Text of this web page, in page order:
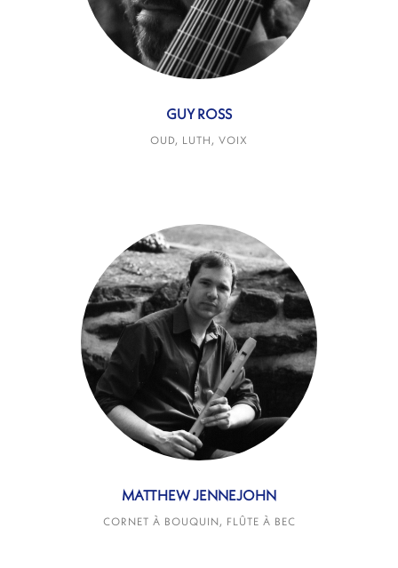
GUY ROSS
OUD, LUTH, VOIX
MATTHEW JENNEJOHN
CORNET À BOUQUIN, FLÛTE À BEC